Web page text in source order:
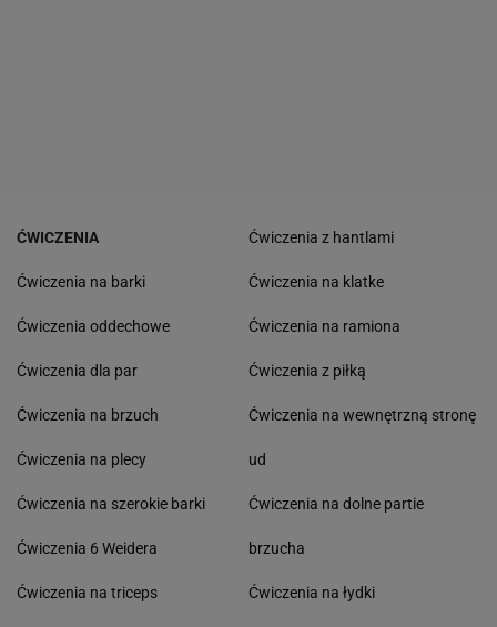
ĆWICZENIA
Ćwiczenia na barki
Ćwiczenia oddechowe
Ćwiczenia dla par
Ćwiczenia na brzuch
Ćwiczenia na plecy
Ćwiczenia na szerokie barki
Ćwiczenia 6 Weidera
Ćwiczenia na triceps
Ćwiczenia z hantlami
Ćwiczenia na klatke
Ćwiczenia na ramiona
Ćwiczenia z piłką
Ćwiczenia na wewnętrzną stronę
ud
Ćwiczenia na dolne partie
brzucha
Ćwiczenia na łydki